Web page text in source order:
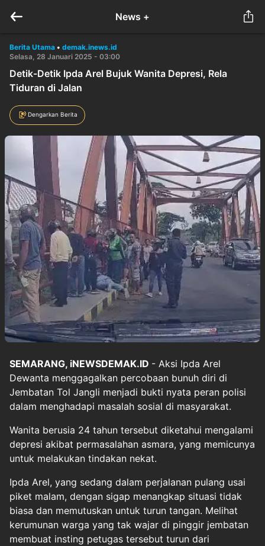
News +
Berita Utama • demak.inews.id
Selasa, 28 Januari 2025 - 03:00
Detik-Detik Ipda Arel Bujuk Wanita Depresi, Rela
Tiduran di Jalan
Dengarkan Berita
SEMARANG, iNEWSDEMAK.ID - Aksi Ipda Arel
Dewanta menggagalkan percobaan bunuh diri di
Jembatan Tol Jangli menjadi bukti nyata peran polisi
dalam menghadapi masalah sosial di masyarakat.
Wanita berusia 24 tahun tersebut diketahui mengalami
depresi akibat permasalahan asmara, yang memicunya
untuk melakukan tindakan nekat.
Ipda Arel, yang sedang dalam perjalanan pulang usai
piket malam, dengan sigap menangkap situasi tidak
biasa dan memutuskan untuk turun tangan. Melihat
kerumunan warga yang tak wajar di pinggir jembatan
membuat insting petugas tersebut turun dari